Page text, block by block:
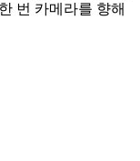
번 카메라를 향해